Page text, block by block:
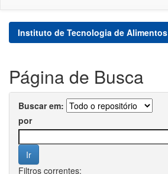
Instituto de Tecnologia de Alimentos
Página de Busca
Buscar em:
por
Filtros correntes: